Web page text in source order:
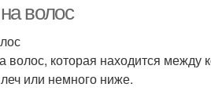
волос
которая находится между
или немного ниже.